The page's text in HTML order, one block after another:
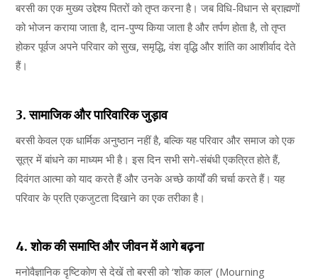
बरसी का एक मुख्य उद्देश्य पितरों को तृप्त करना है। जब विधि-विधान से ब्राह्मणों
को भोजन कराया जाता है, दान-पुण्य किया जाता है और तर्पण होता है, तो तृप्त
होकर पूर्वज अपने परिवार को सुख, समृद्धि, वंश वृद्धि और शांति का आशीर्वाद देते
हैं।
3. सामाजिक और पारिवारिक जुड़ाव
बरसी केवल एक धार्मिक अनुष्ठान नहीं है, बल्कि यह परिवार और समाज को एक
सूत्र में बांधने का माध्यम भी है। इस दिन सभी सगे-संबंधी एकत्रित होते हैं,
दिवंगत आत्मा को याद करते हैं और उनके अच्छे कार्यों की चर्चा करते हैं। यह
परिवार के प्रति एकजुटता दिखाने का एक तरीका है।
4. शोक की समाप्ति और जीवन में आगे बढ़ना
मनोवैज्ञानिक दृष्टिकोण से देखें तो बरसी को ‘शोक काल’ (Mourning